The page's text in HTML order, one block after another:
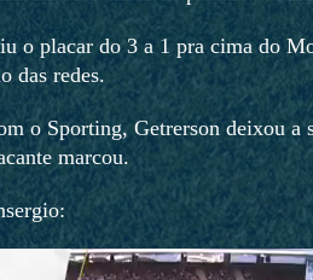
o placar do 3 a 1 pra cima do
das redes.
o Sporting, Getrerson deixou
marcou.